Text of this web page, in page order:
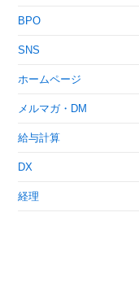
BPO
SNS
ホームページ
メルマガ・DM
給与計算
DX
経理